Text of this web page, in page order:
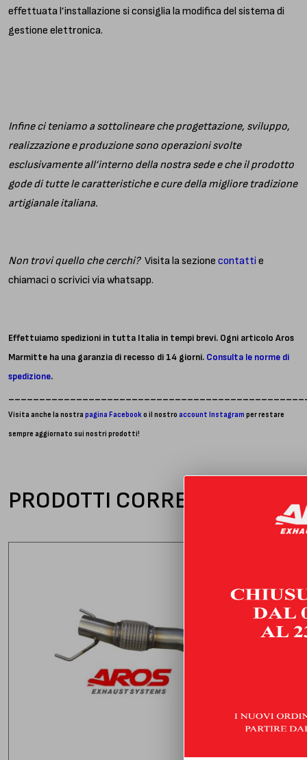
effettuata l’installazione si consiglia la modifica del sistema di
gestione elettronica.
Infine ci teniamo a sottolineare che progettazione, sviluppo,
realizzazione e produzione sono operazioni svolte
esclusivamente all’interno della nostra sede e che il prodotto
gode di tutte le caratteristiche e cure della migliore tradizione
artigianale italiana.
Non trovi quello che cerchi? Visita la sezione contatti e
chiamaci o scrivici via whatsapp.
Effettuiamo spedizioni in tutta Italia in tempi brevi. Ogni articolo Aros
Marmitte ha una garanzia di recesso di 14 giorni. Consulta le norme di
spedizione.
Visita anche la nostra pagina Facebooko il nostro account Instagram per restare
sempre aggiornato sui nostri prodotti!
PRODOTTI CORRELATI